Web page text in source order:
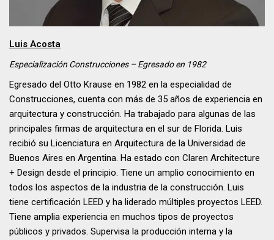
Luis Acosta
Especialización Construcciones – Egresado en 1982
Egresado del Otto Krause en 1982 en la especialidad de
Construcciones, cuenta con más de 35 años de experiencia en
arquitectura y construcción. Ha trabajado para algunas de las
principales firmas de arquitectura en el sur de Florida. Luis
recibió su Licenciatura en Arquitectura de la Universidad de
Buenos Aires en Argentina. Ha estado con Claren Architecture
+ Design desde el principio. Tiene un amplio conocimiento en
todos los aspectos de la industria de la construcción. Luis
tiene certificación LEED y ha liderado múltiples proyectos LEED.
Tiene amplia experiencia en muchos tipos de proyectos
públicos y privados. Supervisa la producción interna y la